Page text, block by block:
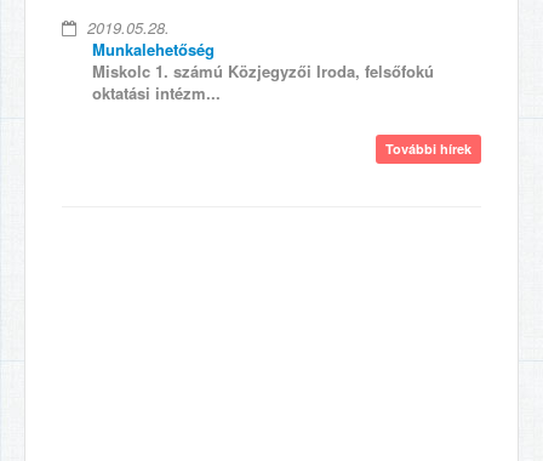
2019.05.28.
Munkalehetőség
Miskolc 1. számú Közjegyzői Iroda, felsőfokú
oktatási intézm...
További hírek